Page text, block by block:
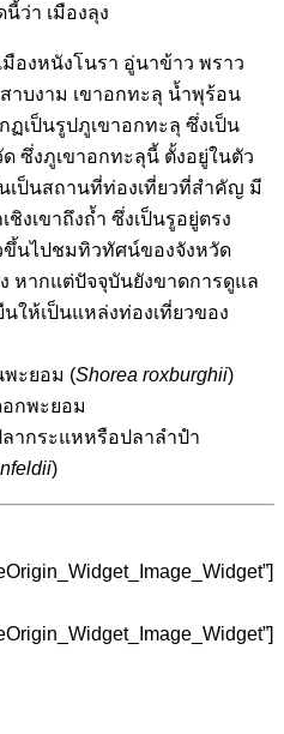
ว่า เมืองลุง
มืองหนังโนรา อู่นาข้าว พราว
าบงาม เขาอกทะลุ น้ำพุร้อน
ฏเป็นรูปภูเขาอกทะลุ ซึ่งเป็น
ซึ่งภูเขาอกทะลุนี้ ตั้งอยู่ในตัว
เป็นสถานที่ท่องเที่ยวที่สำคัญ มี
งเขาถึงถ้ำ ซึ่งเป็นรูอยู่ตรง
ขึ้นไปชมทิวทัศน์ของจังหวัด
หากแต่ปัจจุบันยังขาดการดูแล
ให้เป็นแหล่งท่องเที่ยวของ
พะยอม (Shorea roxburghii)
กพะยอม
ากระแหหรือปลาลำปำ
)